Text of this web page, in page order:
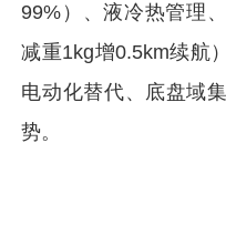
99%）、液冷热管理
减重1kg增0.5km续航
电动化替代、底盘域
势。